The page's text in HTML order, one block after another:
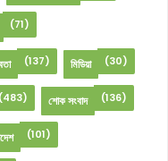
(71)
(137) মিডিয়া (30)
(483) শোক সংবাদ (136)
(101)